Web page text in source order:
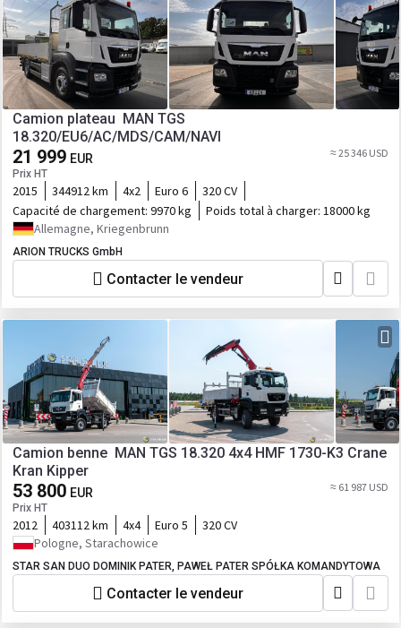
Camion plateau MAN TGS
18.320/EU6/AC/MDS/CAM/NAVI
21 999 EUR
Prix HT
≈ 25 346 USD
2015 344912 km 4x2 Euro 6
320 CV
Capacité de chargement: 9970 kg Poids total à charger: 18000 kg
Allemagne, Kriegenbrunn
ARION TRUCKS GmbH
Contacter le vendeur
Camion benne MAN TGS 18.320 4x4 HMF 1730-K3 Crane
Kran Kipper
53 800 EUR
Prix HT
≈ 61 987 USD
2012 403112 km 4x4 Euro 5
320 CV
Pologne, Starachowice
STAR SAN DUO DOMINIK PATER, PAWEŁ PATER SPÓŁKA KOMANDYTOWA
Contacter le vendeur